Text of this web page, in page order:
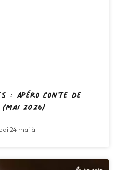
: Apéro Conte de
2026)
24 mai à